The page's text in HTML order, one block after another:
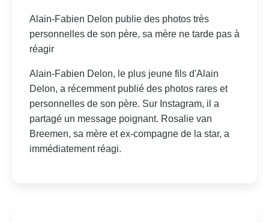
Alain-Fabien Delon publie des photos très
personnelles de son père, sa mère ne tarde pas à
réagir
Alain-Fabien Delon, le plus jeune fils d'Alain
Delon, a récemment publié des photos rares et
personnelles de son père. Sur Instagram, il a
partagé un message poignant. Rosalie van
Breemen, sa mère et ex-compagne de la star, a
immédiatement réagi.